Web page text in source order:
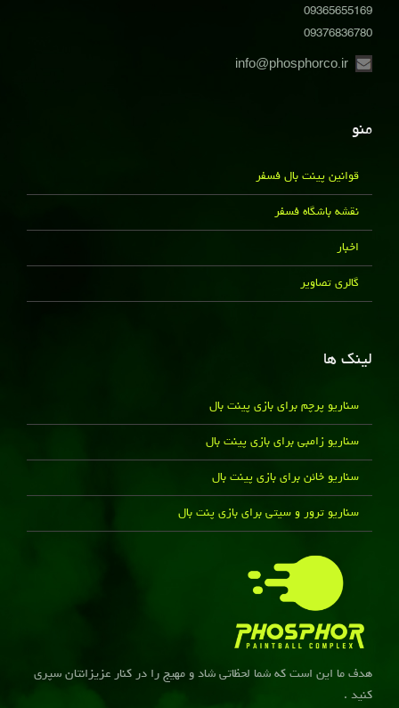
09365655169
09376836780
info@phosphorco.ir
منو
قوانین پینت بال فسفر
نقشه باشگاه فسفر
اخبار
گالری تصاویر
لینک ها
سناریو پرچم برای بازی پینت بال
سناریو زامبی برای بازی پینت بال
سناریو خائن برای بازی پینت بال
سناریو ترور و سیتی برای بازی پنت بال
هدف ما این است که شما لحظاتی شاد و مهیج را در کنار عزیزانتان سپری
کنید .